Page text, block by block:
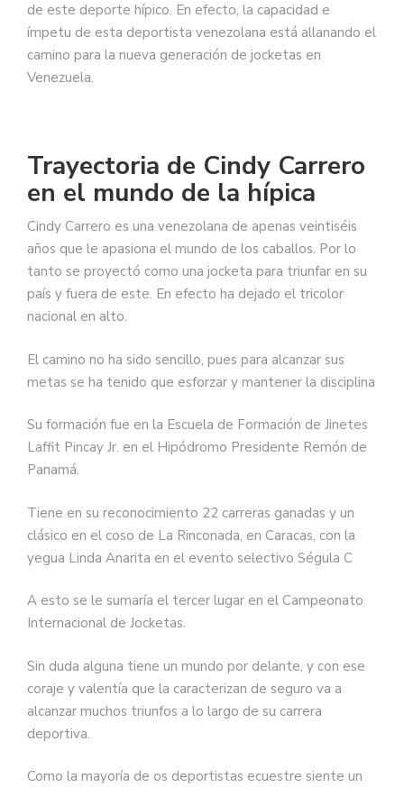
de este deporte hípico. En efecto, la capacidad e
ímpetu de esta deportista venezolana está allanando el
camino para la nueva generación de jocketas en
Venezuela.
Trayectoria de Cindy Carrero
en el mundo de la hípica
Cindy Carrero es una venezolana de apenas veintiséis
años que le apasiona el mundo de los caballos. Por lo
tanto se proyectó como una jocketa para triunfar en su
país y fuera de este. En efecto ha dejado el tricolor
nacional en alto.
El camino no ha sido sencillo, pues para alcanzar sus
metas se ha tenido que esforzar y mantener la disciplina
Su formación fue en la Escuela de Formación de Jinetes
Laffit Pincay Jr. en el Hipódromo Presidente Remón de
Panamá.
Tiene en su reconocimiento 22 carreras ganadas y un
clásico en el coso de La Rinconada, en Caracas, con la
yegua Linda Anarita en el evento selectivo Ségula C
A esto se le sumaría el tercer lugar en el Campeonato
Internacional de Jocketas.
Sin duda alguna tiene un mundo por delante, y con ese
coraje y valentía que la caracterizan de seguro va a
alcanzar muchos triunfos a lo largo de su carrera
deportiva.
Como la mayoría de os deportistas ecuestre siente un